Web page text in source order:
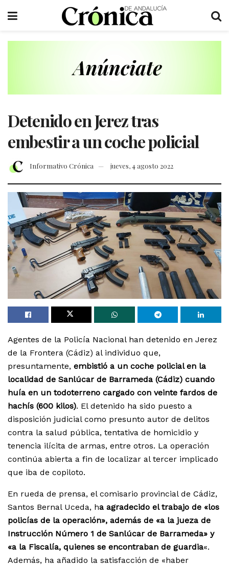
Detenido en Jerez tras
embestir a un coche policial
Informativo Crónica jueves, 4 agosto 2022
Agentes de la Policía Nacional han detenido en Jerez
de la Frontera (Cádiz) al individuo que,
presuntamente, embistió a un coche policial en la
localidad de Sanlúcar de Barrameda (Cádiz) cuando
huía en un todoterreno cargado con veinte fardos de
hachís (600 kilos). El detenido ha sido puesto a
disposición judicial como presunto autor de delitos
contra la salud pública, tentativa de homicidio y
tenencia ilícita de armas, entre otros. La operación
continúa abierta a fin de localizar al tercer implicado
que iba de copiloto.
En rueda de prensa, el comisario provincial de Cádiz,
Santos Bernal Uceda, ha agradecido el trabajo de «los
policías de la operación», además de «a la jueza de
Instrucción Número 1 de Sanlúcar de Barrameda» y
«a la Fiscalía, quienes se encontraban de guardia«.
Además, ha añadido la satisfacción de «haber